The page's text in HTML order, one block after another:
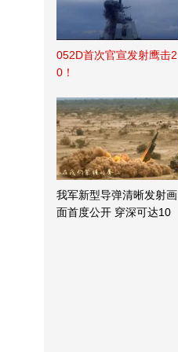
052D首次官宣发射鹰击2
0！
我军新型导弹清晰发射画
面首度公开 穿深可达10